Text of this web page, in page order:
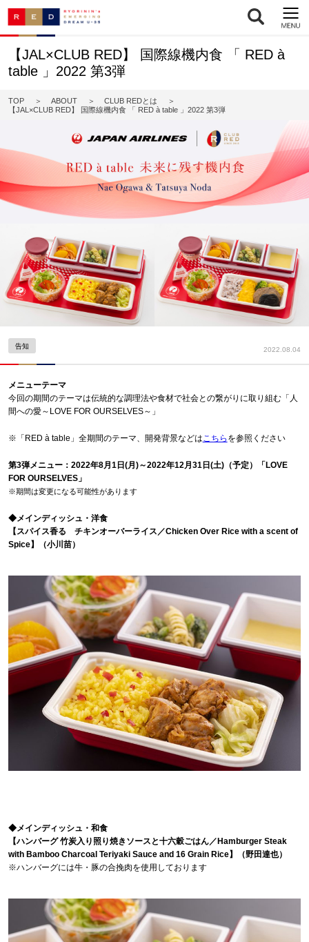
【JAL×CLUB RED】 国際線機内食 「 RED à
table 」2022 第3弾
TOP ABOUT
CLUB REDとは
【JAL×CLUB RED】 国際線機内食 「 RED à table 」2022 第3弾
告知 2022.08.04
メニューテーマ
今回の期間のテーマは伝統的な調理法や食材で社会との繋がりに取り組む「人
間への愛～LOVE FOR OURSELVES～」
※「RED à table」全期間のテーマ、開発背景などは こちら を参照ください
第3弾メニュー：2022年8月1日(月)～2022年12月31日(土)（予定）「LOVE
FOR OURSELVES」
※期間は変更になる可能性があります
◆メインディッシュ・洋食
【スパイス香る チキンオーバーライス／Chicken Over Rice with a scent of
Spice】（小川苗）
◆メインディッシュ・和食
【ハンバーグ 竹炭入り照り焼きソースと十六穀ごはん／Hamburger Steak
with Bamboo Charcoal Teriyaki Sauce and 16 Grain Rice】（野田達也）
※ハンバーグには牛・豚の合挽肉を使用しております